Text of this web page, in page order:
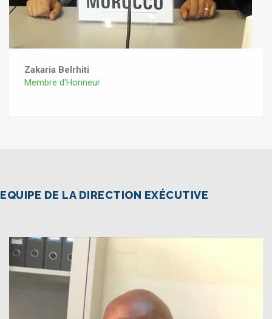
Zakaria Belrhiti
Membre d'Honneur
EQUIPE DE LA DIRECTION EXÉCUTIVE